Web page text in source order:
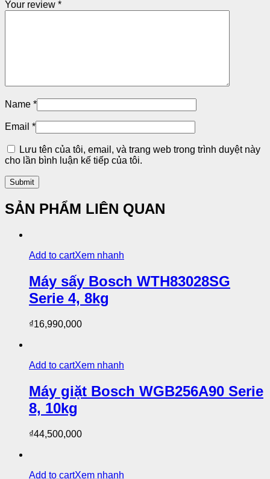
Your review *
Name *
Email *
Lưu tên của tôi, email, và trang web trong trình duyệt này
cho lần bình luận kế tiếp của tôi.
SẢN PHẨM LIÊN QUAN
Add to cartXem nhanh
Máy sấy Bosch WTH83028SG
Serie 4, 8kg
₫16,990,000
Add to cartXem nhanh
Máy giặt Bosch WGB256A90 Serie
8, 10kg
₫44,500,000
Add to cartXem nhanh